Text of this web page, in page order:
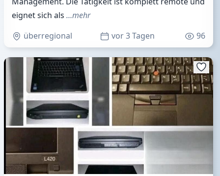
eignet sich als …mehr
überregional
vor 3 Tagen 96